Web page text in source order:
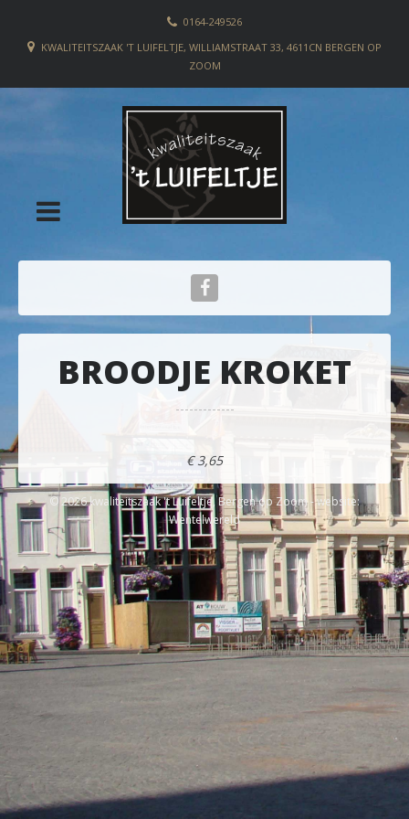
0164-249526
KWALITEITSZAAK 'T LUIFELTJE, WILLIAMSTRAAT 33, 4611CN BERGEN OP
ZOOM
BROODJE KROKET
€ 3,65
© 2026 kwaliteitszaak 't Luifeltje, Bergen op Zoom - website:
Wentelwereld